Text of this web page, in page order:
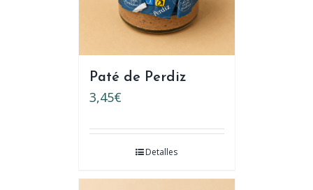
Paté de Perdiz
3,45€
Detalles